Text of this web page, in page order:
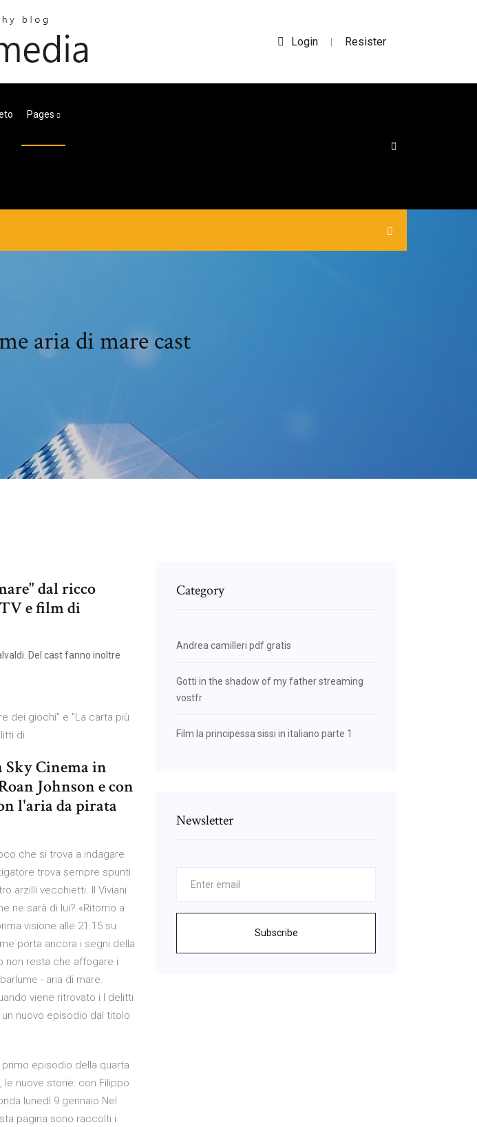
Login | Resister
Pages
aria di mare cast
dal ricco
e film di
Del cast fanno inoltre
dei giochi" e "La carta più
di
Sky Cinema in
Johnson e con
l'aria da pirata
che si trova a indagare
trova sempre spunti
arzilli vecchietti. Il Viviani
ne sarà di lui? «Ritorno a
visione alle 21.15 su
porta ancora i segni della
non resta che affogare i
- aria di mare.
viene ritrovato i I delitti
nuovo episodio dal titolo
episodio della quarta
le nuove storie: con Filippo
lunedì 9 gennaio Nel
pagina sono raccolti i
Category
Andrea camilleri pdf gratis
Gotti in the shadow of my father streaming
vostfr
Film la principessa sissi in italiano parte 1
Newsletter
Subscribe